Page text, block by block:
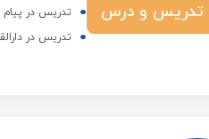
تدریس و درس
تدریس در پیام
تدریس در